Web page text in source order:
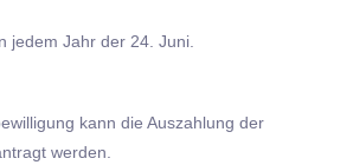
jedem Jahr der 24. Juni.
kann die Auszahlung der
werden.